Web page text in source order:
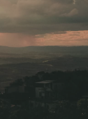
RSE Occitanie
sommes-nous ?
S'inscrire